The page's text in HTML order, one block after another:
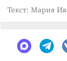
Текст: Мария